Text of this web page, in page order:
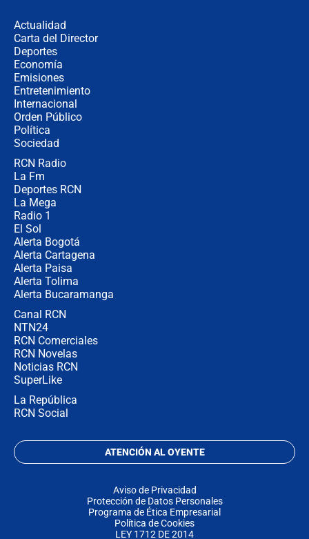
Actualidad
Carta del Director
Deportes
Economía
Emisiones
Entretenimiento
Internacional
Orden Público
Política
Sociedad
RCN Radio
La Fm
Deportes RCN
La Mega
Radio 1
El Sol
Alerta Bogotá
Alerta Cartagena
Alerta Paisa
Alerta Tolima
Alerta Bucaramanga
Canal RCN
NTN24
RCN Comerciales
RCN Novelas
Noticias RCN
SuperLike
La República
RCN Social
ATENCIÓN AL OYENTE
Aviso de Privacidad
Protección de Datos Personales
Programa de Ética Empresarial
Política de Cookies
LEY 1712 DE 2014